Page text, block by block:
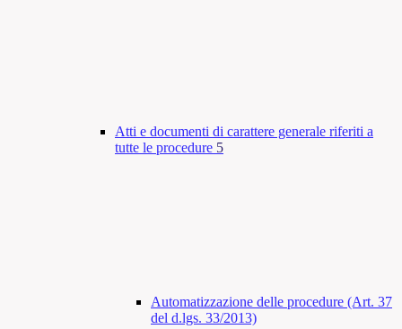
Atti e documenti di carattere generale riferiti a
tutte le procedure 5
Automatizzazione delle procedure (Art. 37
del d.lgs. 33/2013)